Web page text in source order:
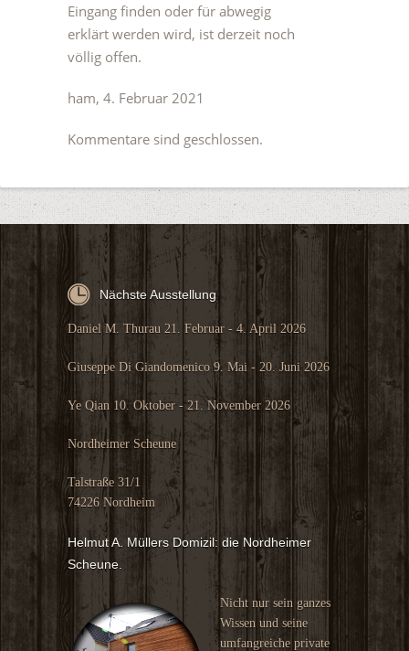
Eingang finden oder für abwegig
erklärt werden wird, ist derzeit noch
völlig offen.
ham, 4. Februar 2021
Kommentare sind geschlossen.
Nächste Ausstellung
Daniel M. Thurau 21. Februar - 4. April 2026
Giuseppe Di Giandomenico 9. Mai - 20. Juni 2026
Ye Qian 10. Oktober - 21. November 2026
Nordheimer Scheune
Talstraße 31/1
74226 Nordheim
Helmut A. Müllers Domizil: die Nordheimer
Scheune.
Nicht nur sein ganzes
Wissen und seine
umfangreiche private